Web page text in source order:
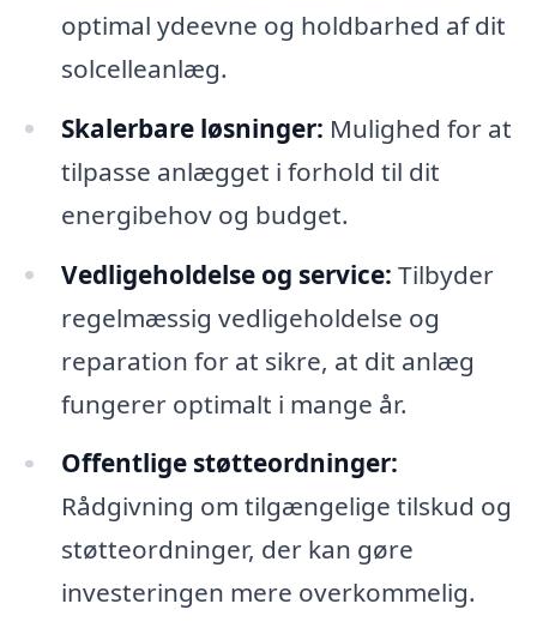
optimal ydeevne og holdbarhed af dit
solcelleanlæg.
Skalerbare løsninger: Mulighed for at
tilpasse anlægget i forhold til dit
energibehov og budget.
Vedligeholdelse og service: Tilbyder
regelmæssig vedligeholdelse og
reparation for at sikre, at dit anlæg
fungerer optimalt i mange år.
Offentlige støtteordninger:
Rådgivning om tilgængelige tilskud og
støtteordninger, der kan gøre
investeringen mere overkommelig.